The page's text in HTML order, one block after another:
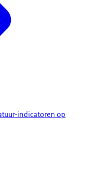
indicatoren op